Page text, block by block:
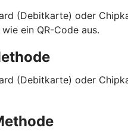
(Debitkarte) oder
ein QR-Code aus.
(Debitkarte) oder